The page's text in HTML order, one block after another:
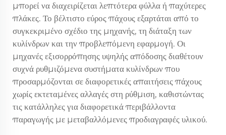
μπορεί να διαχειρίζεται λεπτότερα φύλλα ή παχύτερες
πλάκες. Το βέλτιστο εύρος πάχους εξαρτάται από το
συγκεκριμένο σχέδιο της μηχανής, τη διάταξη των
κυλίνδρων και την προβλεπόμενη εφαρμογή. Οι
μηχανές εξισορρόπησης υψηλής απόδοσης διαθέτουν
συχνά ρυθμιζόμενα συστήματα κυλίνδρων που
προσαρμόζονται σε διαφορετικές απαιτήσεις πάχους
χωρίς εκτεταμένες αλλαγές στη ρύθμιση, καθιστώντας
τις κατάλληλες για διαφορετικά περιβάλλοντα
παραγωγής με μεταβαλλόμενες προδιαγραφές υλικού.